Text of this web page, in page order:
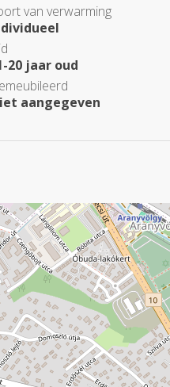
van verwarming
20 jaar oud
aangegeven